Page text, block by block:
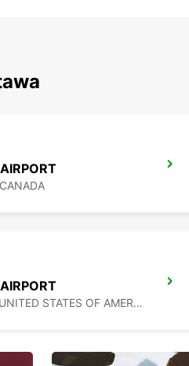
ORLANDO - UNITED STATES OF AMERICA